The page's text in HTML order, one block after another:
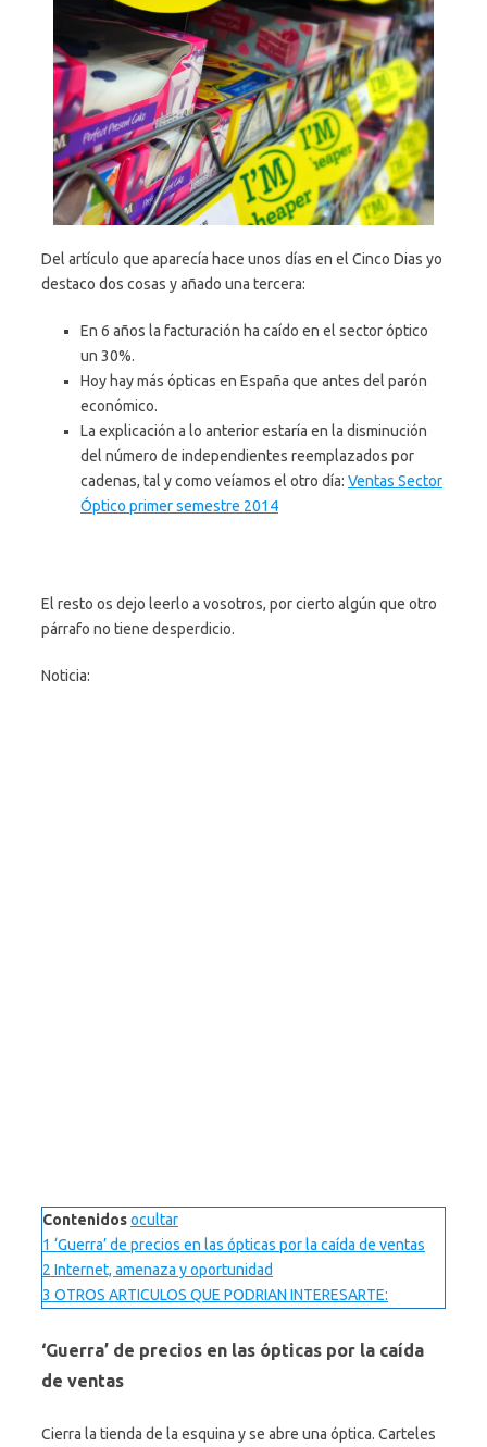
Del artículo que aparecía hace unos días en el Cinco Dias yo
destaco dos cosas y añado una tercera:
En 6 años la facturación ha caído en el sector óptico
un 30%.
Hoy hay más ópticas en España que antes del parón
económico.
La explicación a lo anterior estaría en la disminución
del número de independientes reemplazados por
cadenas, tal y como veíamos el otro día: Ventas Sector
Óptico primer semestre 2014
El resto os dejo leerlo a vosotros, por cierto algún que otro
párrafo no tiene desperdicio.
Noticia:
Contenidosocultar
1 ‘Guerra’ de precios en las ópticas por la caída de ventas
2 Internet, amenaza y oportunidad
3 OTROS ARTICULOS QUE PODRIAN INTERESARTE:
‘Guerra’ de precios en las ópticas por la caída
de ventas
Cierra la tienda de la esquina y se abre una óptica. Carteles